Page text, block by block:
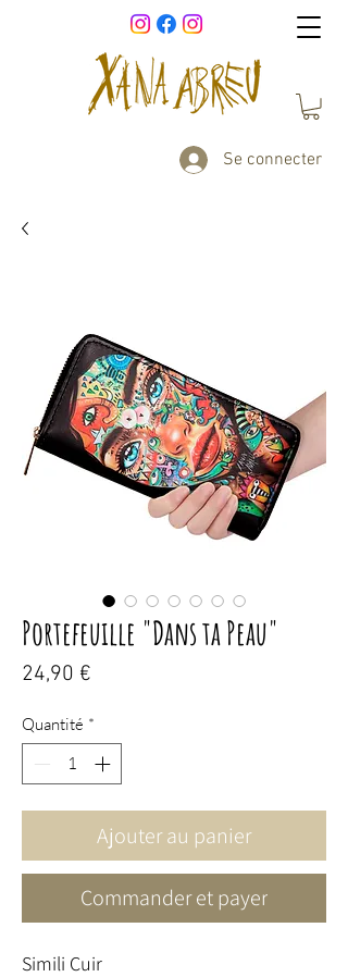
Se connecter
Portefeuille "Dans ta Peau"
24,90 €
Quantité *
Ajouter au panier
Commander et payer
Simili Cuir